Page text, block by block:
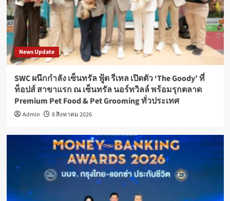
News Update
SWC ผนึกกำลัง เซ็นทรัล ฟู้ด รีเทล เปิดตัว ‘The Goody’ ที่
ท็อปส์ สาขาแรก ณ เซ็นทรัล นอร์ทวิลล์ พร้อมรุกตลาด
Premium Pet Food & Pet Grooming ทั่วประเทศ
Admin 8 สิงหาคม 2026